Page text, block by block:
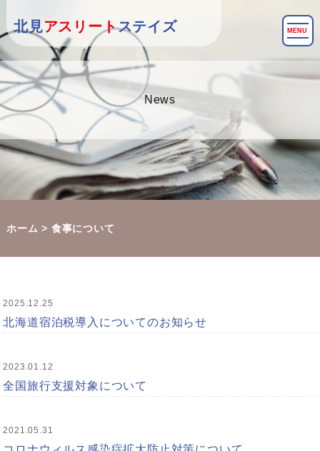
北見アスリートステイズ MENU
News
ホーム > 食事について
2025.12.25
北海道宿泊税導入についてのお知らせ
2023.01.12
全国旅行支援対象について
2021.05.31